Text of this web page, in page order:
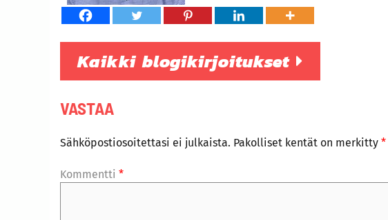
Kaikki blogikirjoitukset
VASTAA
Sähköpostiosoitettasi ei julkaista. Pakolliset kentät on merkitty *
Kommentti *